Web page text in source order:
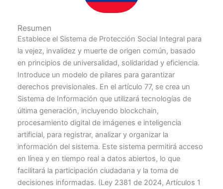
Resumen
Establece el Sistema de Protección Social Integral para
la vejez, invalidez y muerte de origen común, basado
en principios de universalidad, solidaridad y eficiencia.
Introduce un modelo de pilares para garantizar
derechos previsionales. En el artículo 77, se crea un
Sistema de Información que utilizará tecnologías de
última generación, incluyendo blockchain,
procesamiento digital de imágenes e inteligencia
artificial, para registrar, analizar y organizar la
información del sistema. Este sistema permitirá acceso
en línea y en tiempo real a datos abiertos, lo que
facilitará la participación ciudadana y la toma de
decisiones informadas. (Ley 2381 de 2024, Artículos 1